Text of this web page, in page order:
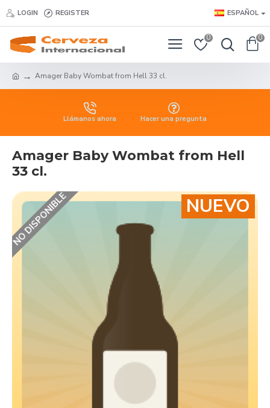
LOGIN REGISTER ESPAÑOL
0 0
Amager Baby Wombat from Hell 33 cl.
Llámanos ahora Hacer una pregunta
Amager Baby Wombat from Hell
33 cl.
NUEVO
NO DISPONIBLE